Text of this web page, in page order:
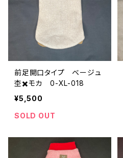
前足開口タイプ ベージュ
杢✖️モカ 0-XL-018
¥5,500
SOLD OUT